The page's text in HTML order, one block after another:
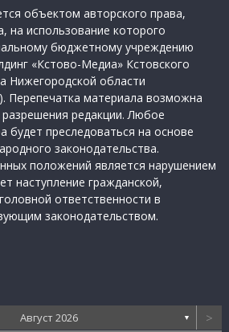
объектом авторского права,
на использование которого
бюджетному учреждению
«Кстово-Медиа» Кстовского
Нижегородской области
Перепечатка материала возможна
редакции. Любое
будет преследоваться на основе
законодательства.
положений является нарушением
наступление гражданской,
ответственности в
законодательством.
Август 2026 ▼ >